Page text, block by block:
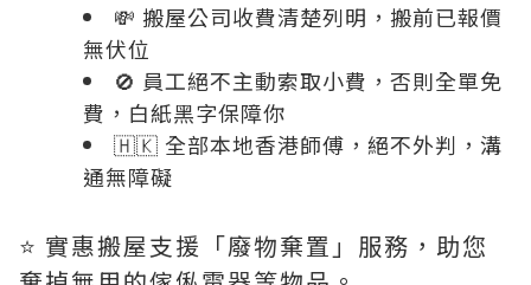
💸 搬屋公司收費清楚列明，搬前已報價
無伏位
🚫 員工絕不主動索取小費，否則全單免
費，白紙黑字保障你
🇭🇰 全部本地香港師傅，絕不外判，溝
通無障礙
⭐️ 實惠搬屋支援「廢物棄置」服務，助您